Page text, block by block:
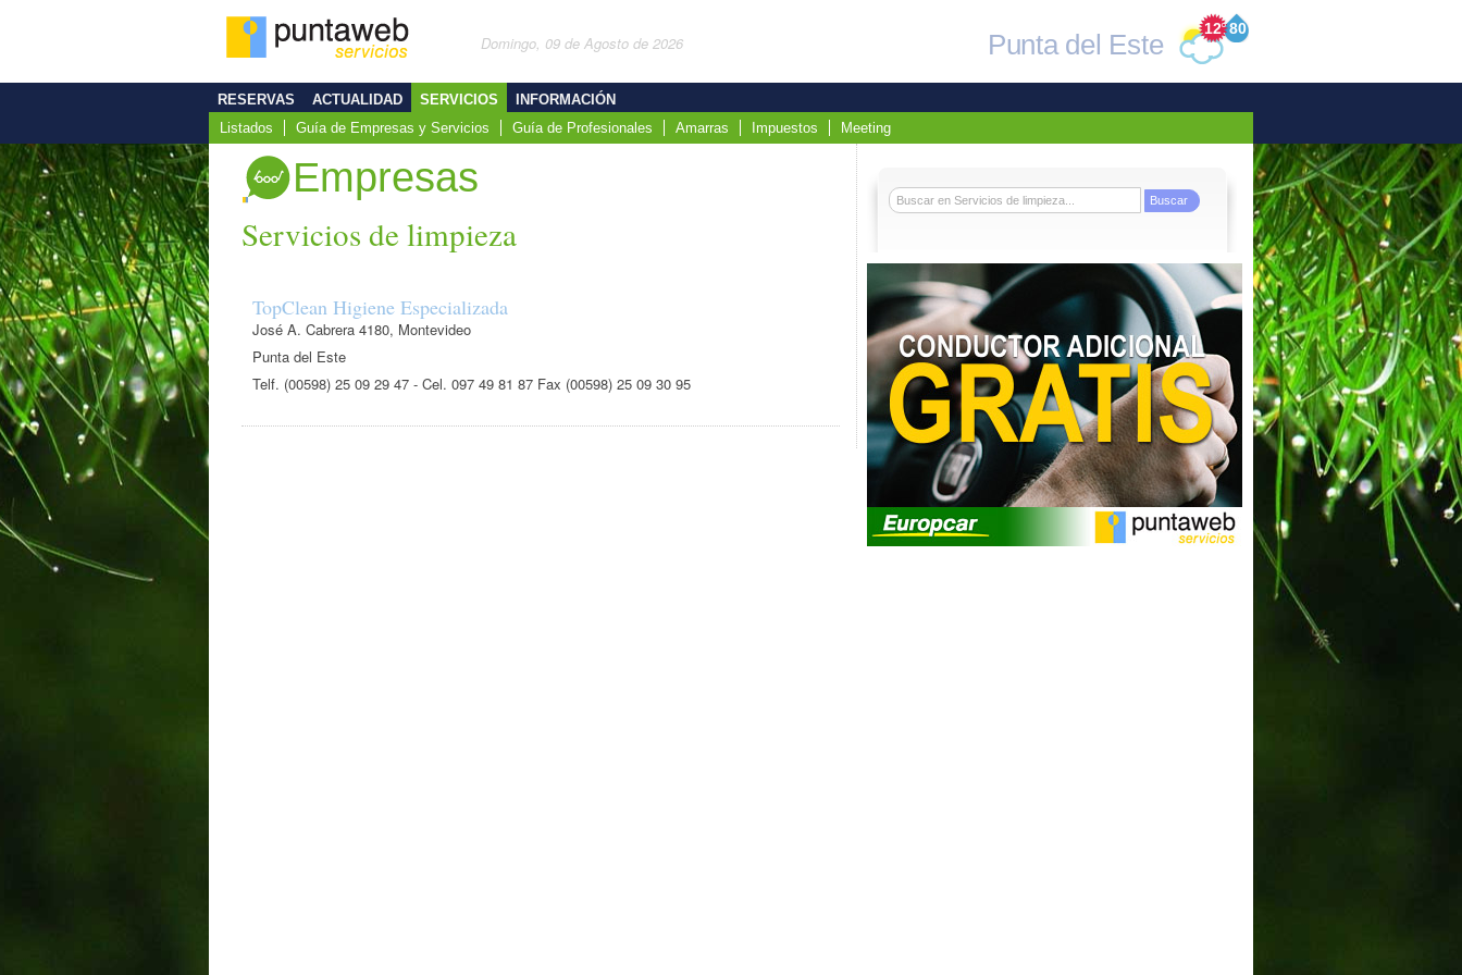
Domingo, 09 de Agosto de 2026
80
12°
Punta del Este
RESERVAS ACTUALIDAD
SERVICIOS
Listados
Guía de Empresas y Servicios Guía de Profesionales Amarras Impuestos Meeting
INFORMACIÓN
Empresas
Servicios de limpieza
TopClean Higiene Especializada
José A. Cabrera 4180, Montevideo
Punta del Este
Telf. (00598) 25 09 29 47 - Cel. 097 49 81 87 Fax (00598) 25 09 30 95